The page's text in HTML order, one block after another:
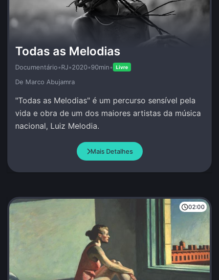
Todas as Melodias
Documentário•RJ•2020•90min• Livre
De Marco Abujamra
"Todas as Melodias" é um percurso sensível pela
vida e obra de um dos maiores artistas da música
nacional, Luiz Melodia.
Mais Detalhes
02:00